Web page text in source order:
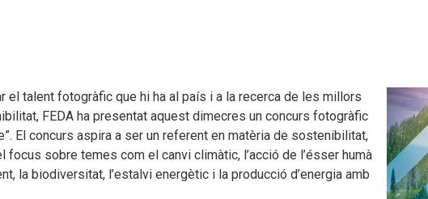
el talent fotogràfic que hi ha al país i a la recerca de les millors
FEDA ha presentat aquest dimecres un concurs fotogràfic
El concurs aspira a ser un referent en matèria de sostenibilitat,
sobre temes com el canvi climàtic, l’acció de l’ésser humà
la biodiversitat, l’estalvi energètic i la producció d’energia amb